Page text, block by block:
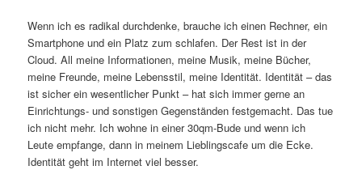
Wenn ich es radikal durchdenke, brauche ich einen Rechner, ein
Smartphone und ein Platz zum schlafen. Der Rest ist in der
Cloud. All meine Informationen, meine Musik, meine Bücher,
meine Freunde, meine Lebensstil, meine Identität. Identität – das
ist sicher ein wesentlicher Punkt – hat sich immer gerne an
Einrichtungs- und sonstigen Gegenständen festgemacht. Das tue
ich nicht mehr. Ich wohne in einer 30qm-Bude und wenn ich
Leute empfange, dann in meinem Lieblingscafe um die Ecke.
Identität geht im Internet viel besser.